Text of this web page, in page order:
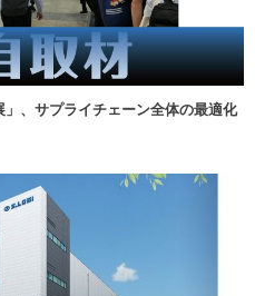
」、サプライチェーン全体の最適化